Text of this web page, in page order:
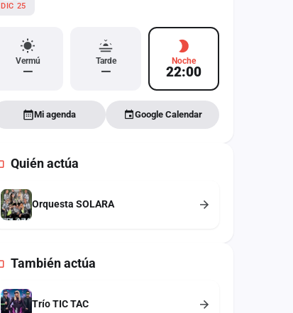
DIC 25
Vermú
—
Tarde
—
Noche
22:00
Mi agenda Google Calendar
Quién actúa
Orquesta SOLARA
Tambiénactúa
Trío TIC TAC